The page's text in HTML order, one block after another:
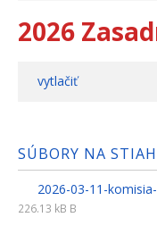
2026
vytlačiť
SÚBORY NA
2026-03-11-
226.13 kB B